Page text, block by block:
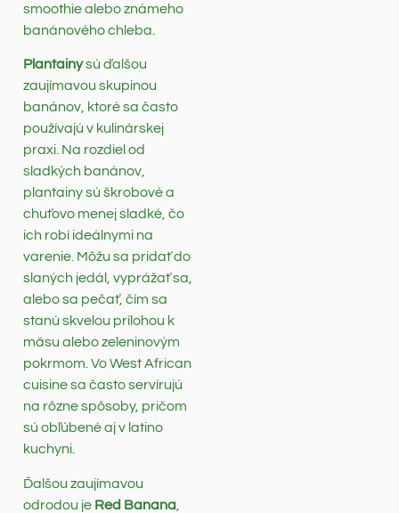
smoothie alebo známeho
banánového chleba.
Plantainysú ďalšou
zaujímavou skupinou
banánov, ktoré sa často
používajú v kulinárskej
praxi. Na rozdiel od
sladkých banánov,
plantainy sú škrobové a
chuťovo menej sladké, čo
ich robí ideálnymi na
varenie. Môžu sa pridať do
slaných jedál, vyprážať sa,
alebo sa pečať, čím sa
stanú skvelou prílohou k
mäsu alebo zeleninovým
pokrmom. Vo West African
cuisine sa často servírujú
na rôzne spôsoby, pričom
sú obľúbené aj v latino
kuchyni.
Ďalšou zaujímavou
odrodou je Red Banana